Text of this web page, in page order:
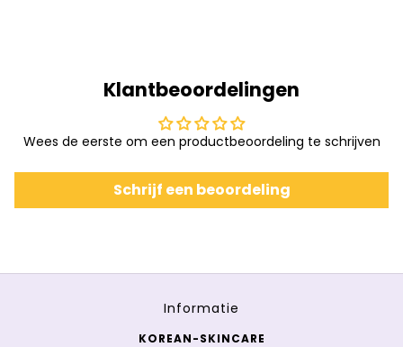
Klantbeoordelingen
Wees de eerste om een productbeoordeling te schrijven
Schrijf een beoordeling
Informatie
KOREAN-SKINCARE